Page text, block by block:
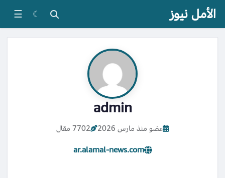
الأمل نيوز ☾
☰
admin
عضو منذ مارس 2026
7702 مقال
ar.alamal-news.com